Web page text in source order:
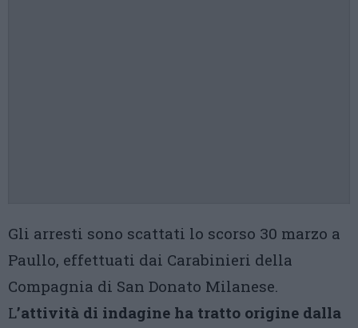
Gli arresti sono scattati lo scorso 30 marzo a
Paullo, effettuati dai Carabinieri della
Compagnia di San Donato Milanese.
L’attività di indagine ha tratto origine dalla